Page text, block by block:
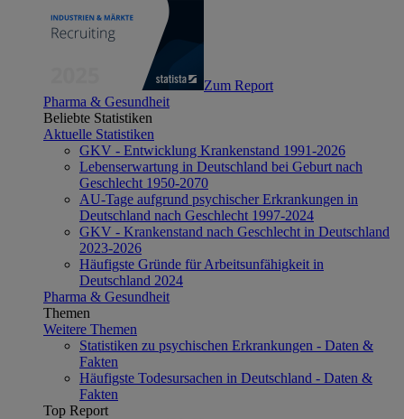
Zum Report
Pharma & Gesundheit
Beliebte Statistiken
Aktuelle Statistiken
GKV - Entwicklung Krankenstand 1991-2026
Lebenserwartung in Deutschland bei Geburt nach
Geschlecht 1950-2070
AU-Tage aufgrund psychischer Erkrankungen in
Deutschland nach Geschlecht 1997-2024
GKV - Krankenstand nach Geschlecht in Deutschland
2023-2026
Häufigste Gründe für Arbeitsunfähigkeit in
Deutschland 2024
Pharma & Gesundheit
Themen
Weitere Themen
Statistiken zu psychischen Erkrankungen - Daten &
Fakten
Häufigste Todesursachen in Deutschland - Daten &
Fakten
Top Report